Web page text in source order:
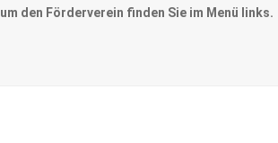
den Förderverein finden Sie im Menü links.